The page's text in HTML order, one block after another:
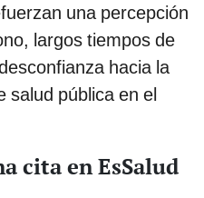
una percepción
largos tiempos de
hacia la
salud pública en el
cita en EsSalud